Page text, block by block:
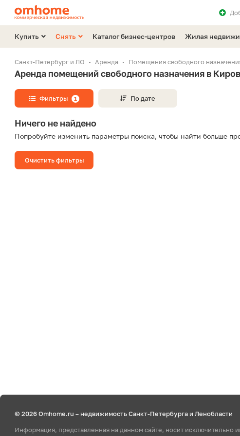
Купить Снять Каталог бизнес-центров Жилая
Санкт-Петербург и ЛО Аренда Помещения свободного
Аренда помещений свободного назначения в
Фильтры 1 По дате
Ничего не найдено
Попробуйте изменить параметры поиска, чтобы найти больше
Очистить фильтры
© 2026 Omhome.ru – недвижимость Санкт-Петербурга и Ленобласти
Информация, представленная на данном сайте, носит исключительно